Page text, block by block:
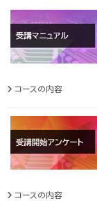
コースの内容
コースの内容